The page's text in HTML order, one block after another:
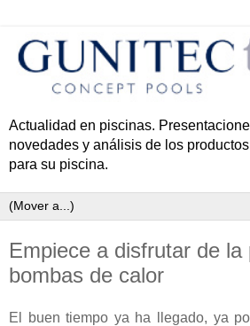
Actualidad en piscinas.
novedades y análisis de los
para su piscina.
Empiece a disfrutar de la
bombas de calor
El buen tiempo ya ha llegado, ya